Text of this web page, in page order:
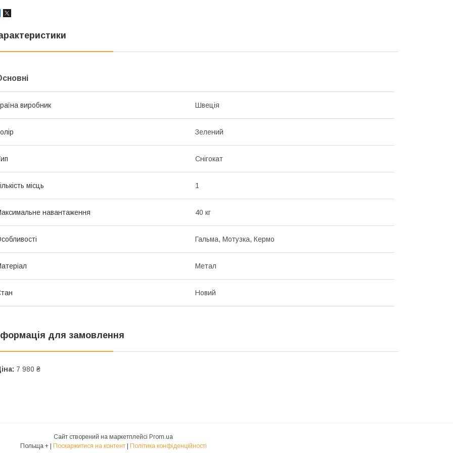
виробник Швеція
Зелений
Снігокат
місць 1
навантаження 40 кг
Гальма, Мотузка, Кермо
Метал
Новий
для замовлення
7 980 ₴
Сайт створений на маркетплейсі Prom.ua
Польща + | Поскаржитися на контент | Політика конфіденційності